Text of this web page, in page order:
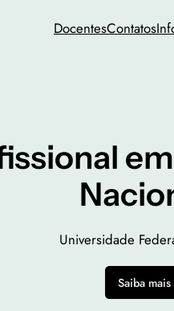
DocentesContatos
Universidade
Saiba mais